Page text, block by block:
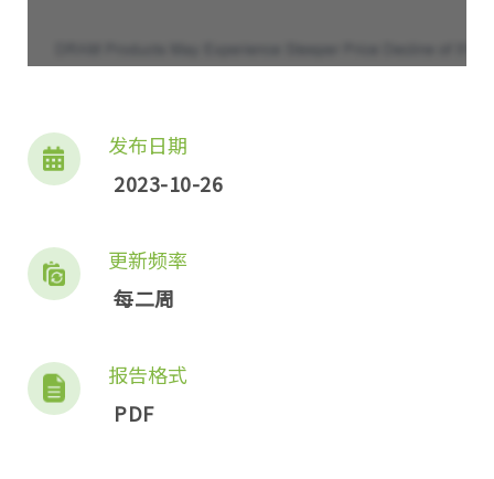
发布日期
2023-10-26
更新频率
每二周
报告格式
PDF